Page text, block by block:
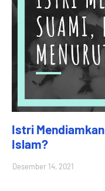
Istri
Islam?
Desember 14, 2021